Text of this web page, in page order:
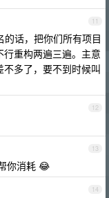
11
话，把你们所有项目
重构两遍三遍。主意
多了，要不到时候叫
12
13
你消耗 😂
14